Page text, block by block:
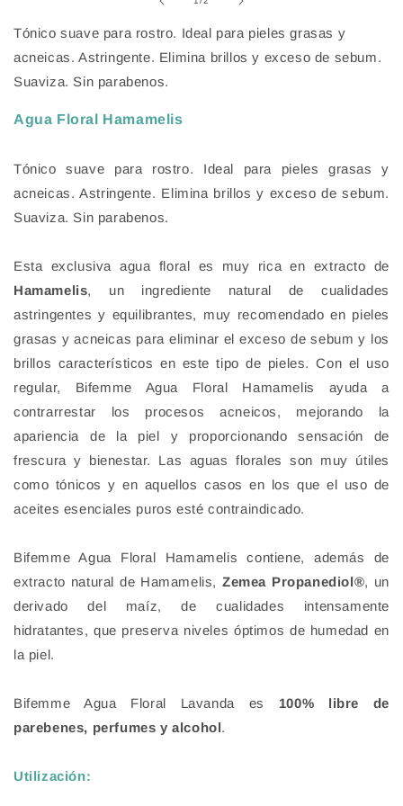
ventana
Tónico suave para rostro. Ideal para pieles grasas y
acneicas. Astringente. Elimina brillos y exceso de sebum.
Suaviza. Sin parabenos.
Agua Floral Hamamelis
Tónico suave para rostro. Ideal para pieles grasas y
acneicas. Astringente. Elimina brillos y exceso de sebum.
Suaviza. Sin parabenos.
Esta exclusiva agua floral es muy rica en extracto de
Hamamelis, un ingrediente natural de cualidades
astringentes y equilibrantes, muy recomendado en pieles
grasas y acneicas para eliminar el exceso de sebum y los
brillos característicos en este tipo de pieles. Con el uso
regular, Bifemme Agua Floral Hamamelis ayuda a
contrarrestar los procesos acneicos, mejorando la
apariencia de la piel y proporcionando sensación de
frescura y bienestar. Las aguas florales son muy útiles
como tónicos y en aquellos casos en los que el uso de
aceites esenciales puros esté contraindicado.
Bifemme Agua Floral Hamamelis contiene, además de
extracto natural de Hamamelis,Zemea Propanediol®, un
derivado del maíz, de cualidades intensamente
hidratantes, que preserva niveles óptimos de humedad en
la piel.
Bifemme Agua Floral Lavanda es
100% libre de
parebenes, perfumes y alcohol.
Utilización: